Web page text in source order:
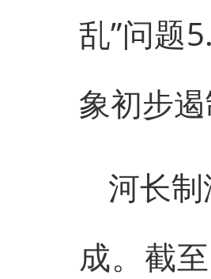
乱”问题
象初步遏
河长
成。截